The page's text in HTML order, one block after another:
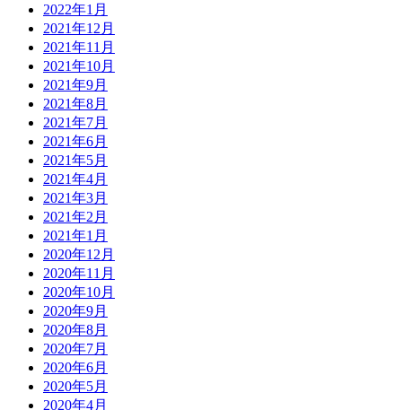
2022年1月
2021年12月
2021年11月
2021年10月
2021年9月
2021年8月
2021年7月
2021年6月
2021年5月
2021年4月
2021年3月
2021年2月
2021年1月
2020年12月
2020年11月
2020年10月
2020年9月
2020年8月
2020年7月
2020年6月
2020年5月
2020年4月